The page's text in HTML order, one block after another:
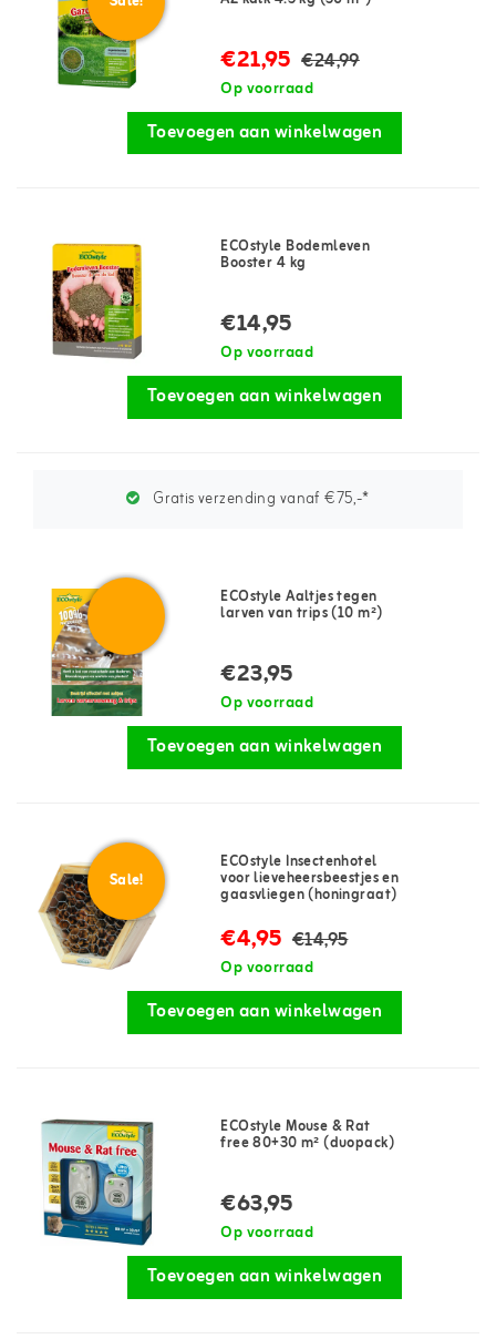
€21,95 €24,99
Op voorraad
Toevoegen aan winkelwagen
ECOstyle Bodemleven
Booster 4 kg
€14,95
Op voorraad
Toevoegen aan winkelwagen
Gratis verzending vanaf €75,-*
ECOstyle Aaltjes tegen
larven van trips (10 m²)
€23,95
Op voorraad
Toevoegen aan winkelwagen
Sale!
ECOstyle Insectenhotel
voor lieveheersbeestjes en
gaasvliegen (honingraat)
€4,95 €14,95
Op voorraad
Toevoegen aan winkelwagen
ECOstyle Mouse & Rat
free 80+30 m² (duopack)
€63,95
Op voorraad
Toevoegen aan winkelwagen